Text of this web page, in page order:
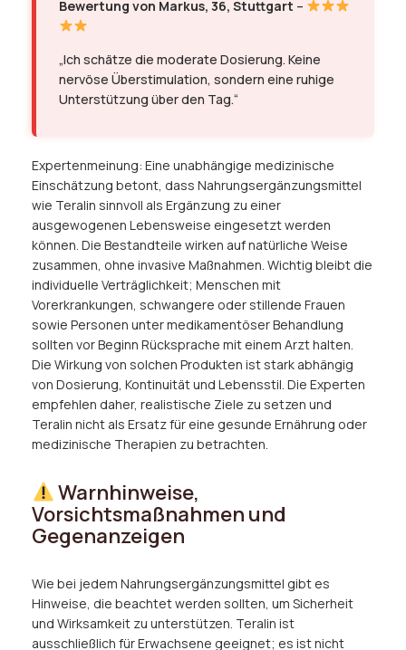
Bewertung von Markus, 36, Stuttgart –
„Ich schätze die moderate Dosierung. Keine
nervöse Überstimulation, sondern eine ruhige
Unterstützung über den Tag.“
Expertenmeinung: Eine unabhängige medizinische
Einschätzung betont, dass Nahrungsergänzungsmittel
wie Teralin sinnvoll als Ergänzung zu einer
ausgewogenen Lebensweise eingesetzt werden
können. Die Bestandteile wirken auf natürliche Weise
zusammen, ohne invasive Maßnahmen. Wichtig bleibt die
individuelle Verträglichkeit; Menschen mit
Vorerkrankungen, schwangere oder stillende Frauen
sowie Personen unter medikamentöser Behandlung
sollten vor Beginn Rücksprache mit einem Arzt halten.
Die Wirkung von solchen Produkten ist stark abhängig
von Dosierung, Kontinuität und Lebensstil. Die Experten
empfehlen daher, realistische Ziele zu setzen und
Teralin nicht als Ersatz für eine gesunde Ernährung oder
medizinische Therapien zu betrachten.
Warnhinweise,
Vorsichtsmaßnahmen und
Gegenanzeigen
Wie bei jedem Nahrungsergänzungsmittel gibt es
Hinweise, die beachtet werden sollten, um Sicherheit
und Wirksamkeit zu unterstützen. Teralin ist
ausschließlich für Erwachsene geeignet; es ist nicht